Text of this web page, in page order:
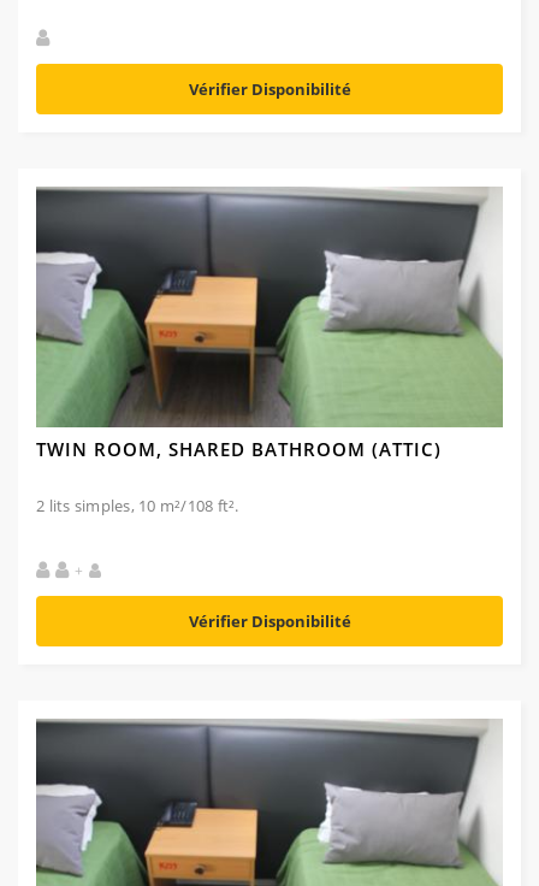
Vérifier Disponibilité
TWIN ROOM, SHARED BATHROOM (ATTIC)
2 lits simples, 10 m²/108 ft².
+
Vérifier Disponibilité